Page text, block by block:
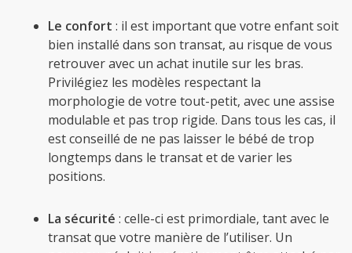
Le confort : il est important que votre enfant soit
bien installé dans son transat, au risque de vous
retrouver avec un achat inutile sur les bras.
Privilégiez les modèles respectant la
morphologie de votre tout-petit, avec une assise
modulable et pas trop rigide. Dans tous les cas, il
est conseillé de ne pas laisser le bébé de trop
longtemps dans le transat et de varier les
positions.
La sécurité : celle-ci est primordiale, tant avec le
transat que votre manière de l’utiliser. Un